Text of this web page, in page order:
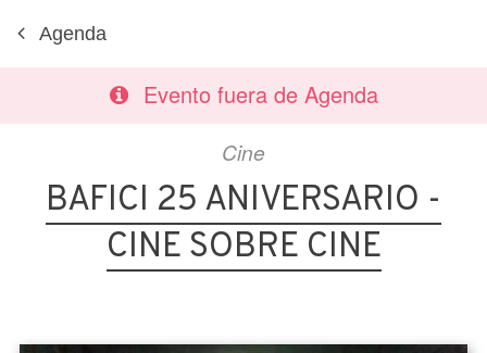
Agenda
Evento fuera de Agenda
Cine
BAFICI 25 ANIVERSARIO -
CINE SOBRE CINE